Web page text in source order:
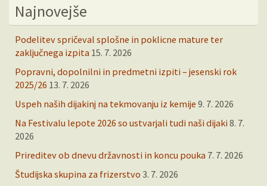
Najnovejše
Podelitev spričeval splošne in poklicne mature ter
zaključnega izpita 15. 7. 2026
Popravni, dopolnilni in predmetni izpiti – jesenski rok
2025/26 13. 7. 2026
Uspeh naših dijakinj na tekmovanju iz kemije 9. 7. 2026
Na Festivalu lepote 2026 so ustvarjali tudi naši dijaki 8. 7.
2026
Prireditev ob dnevu državnosti in koncu pouka 7. 7. 2026
Študijska skupina za frizerstvo 3. 7. 2026